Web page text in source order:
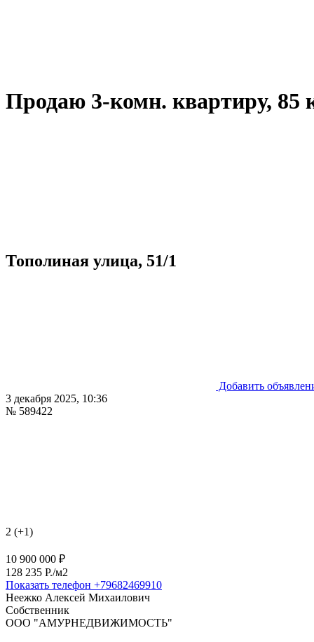
Продаю 3-комн. квартиру, 85
Тополиная улица, 51/1
Добавить
3 декабря 2025, 10:36
№ 589422
2 (+1)
10 900 000 ₽
128 235 P./м2
Показать телефон +79682469910
Неежко Алексей Михаилович
Собственник
ООО "АМУРНЕДВИЖИМОСТЬ"